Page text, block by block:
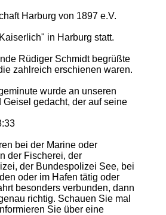
Harburg von 1897 e.V.
in Harburg statt.
Rüdiger Schmidt begrüßte
zahlreich erschienen waren.
wurde an unseren
Geisel gedacht, der auf seine
bei der Marine oder
der Fischerei, der
der Bundespolizei See, bei
oder im Hafen tätig oder
besonders verbunden, dann
richtig. Schauen Sie mal
Sie über eine